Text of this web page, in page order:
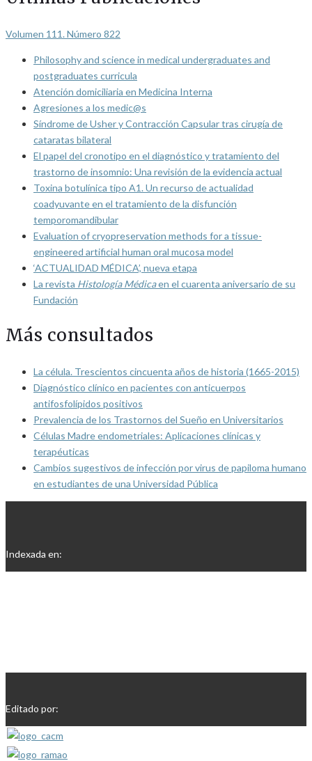
Volumen 111. Número 822
Philosophy and science in medical undergraduates and
postgraduates curricula
Atención domiciliaria en Medicina Interna
Agresiones a los medic@s
Síndrome de Usher y Contracción Capsular tras cirugía de
cataratas bilateral
El papel del cronotipo en el diagnóstico y tratamiento del
trastorno de insomnio: Una revisión de la evidencia actual
Toxina botulínica tipo A1. Un recurso de actualidad
coadyuvante en el tratamiento de la disfunción
temporomandibular
Evaluation of cryopreservation methods for a tissue-
engineered artificial human oral mucosa model
‘ACTUALIDAD MÉDICA’, nueva etapa
La revista Histología Médicaen el cuarenta aniversario de su
Fundación
Más consultados
La célula. Trescientos cincuenta años de historia (1665-2015)
Diagnóstico clínico en pacientes con anticuerpos
antifosfolípidos positivos
Prevalencia de los Trastornos del Sueño en Universitarios
Células Madre endometriales: Aplicaciones clínicas y
terapéuticas
Cambios sugestivos de infección por virus de papiloma humano
en estudiantes de una Universidad Pública
Indexada en:
Editado por: